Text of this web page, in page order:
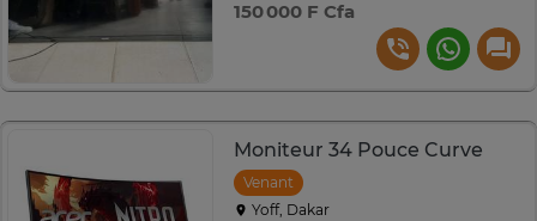
150 000 F Cfa
Moniteur 34 Pouce Curve
Venant
Yoff, Dakar